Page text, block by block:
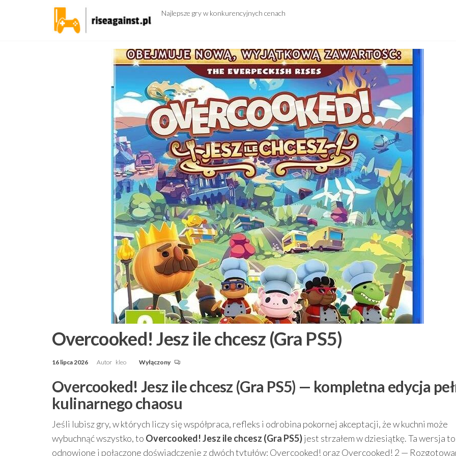
Najlepsze gry w konkurencyjnych cenach
Overcooked! Jesz ile chcesz (Gra PS5)
16 lipca 2026 Autor kleo Wyłączony
Overcooked! Jesz ile chcesz (Gra PS5) — kompletna edycja
kulinarnego chaosu
Jeśli lubisz gry, w których liczy się współpraca, refleks i odrobina pokornej akceptacji, że w kuchni może
wybuchnąć wszystko, to Overcooked! Jesz ile chcesz (Gra PS5)jest strzałem w dziesiątkę. Ta wersja to
odnowione i połączone doświadczenie z dwóch tytułów: Overcooked! oraz Overcooked! 2 —